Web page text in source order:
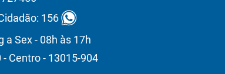
156
a Sex - 08h às 17h
Centro - 13015-904